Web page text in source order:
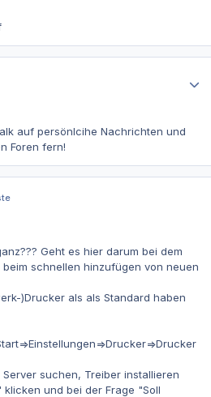
auf persönlcihe Nachrichten und
Foren fern!
Geht es hier darum bei dem
schnellen hinzufügen von neuen
)Drucker als als Standard haben
suchen, Treiber installieren
und bei der Frage "Soll